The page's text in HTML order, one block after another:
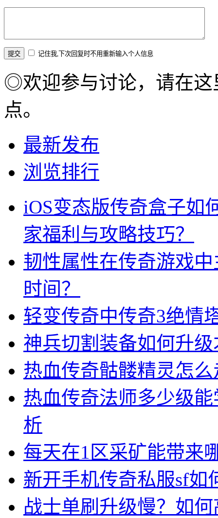
记住我,下次回复时不用重新输入个人信息
◎欢迎参与讨论，请在这
点。
最新发布
浏览排行
iOS变态版传奇盒子如
家福利与攻略技巧？
韧性属性在传奇游戏
时间？
轻变传奇中传奇3绝情
神兵切割装备如何升
热血传奇骷髅精灵怎
热血传奇法师多少级
析
每天在1区采矿能带来
新开手机传奇私服sf如
战士单刷升级慢？如